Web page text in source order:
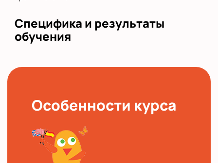
Специфика и результаты
обучения
Особенности курса